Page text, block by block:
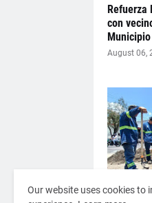
Refuerza
con
August 06,
Continúa
Our website uses cookies to